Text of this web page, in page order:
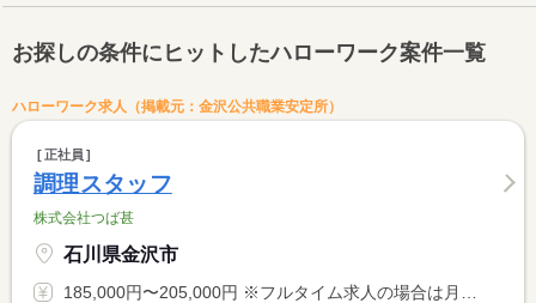
お探しの条件にヒットしたハローワーク案件一覧
ハローワーク求人（掲載元：金沢公共職業安定所）
正社員
調理スタッフ
株式会社つば甚
石川県金沢市
185,000円〜205,000円 ※フルタイム求人の場合は月額（換算額）、パート求人の場合は時間額を表示しています。